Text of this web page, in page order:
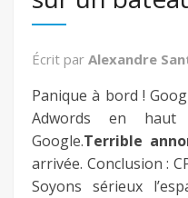
fb
keeg
Écrit par Alexandre
Panique à bord !
Adwords en
Google.Terrible
arrivée. Conclusion :
Soyons sérieux